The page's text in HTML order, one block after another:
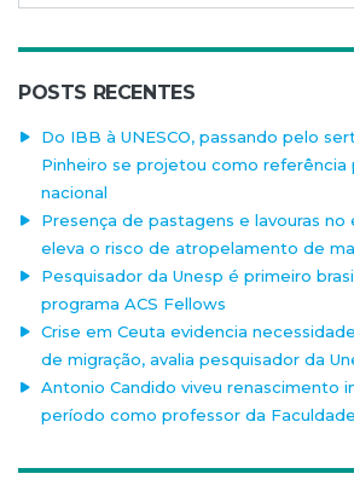
POSTS RECENTES
Do IBB à UNESCO, passando pelo
Pinheiro se projetou como referência
nacional
Presença de pastagens e lavouras
eleva o risco de atropelamento de
Pesquisador da Unesp é primeiro
programa ACS Fellows
Crise em Ceuta evidencia
de migração, avalia pesquisador da
Antonio Candido viveu renascimento
período como professor da